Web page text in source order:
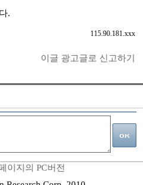
.
115.90.181.xxx
이글 광고글로 신고하기
이지의 PC버전